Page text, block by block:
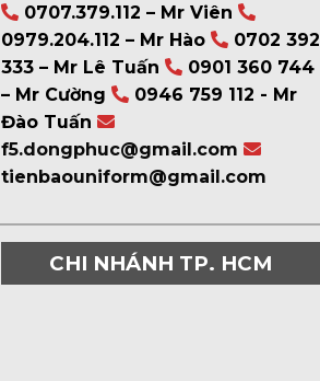
0707.379.112 – Mr Viên
0979.204.112 – Mr Hào
0702 392
333 – Mr Lê Tuấn
0901 360 744
– Mr Cường
0946 759 112 - Mr
Đào Tuấn
f5.dongphuc@gmail.com
tienbaouniform@gmail.com
CHI NHÁNH TP. HCM